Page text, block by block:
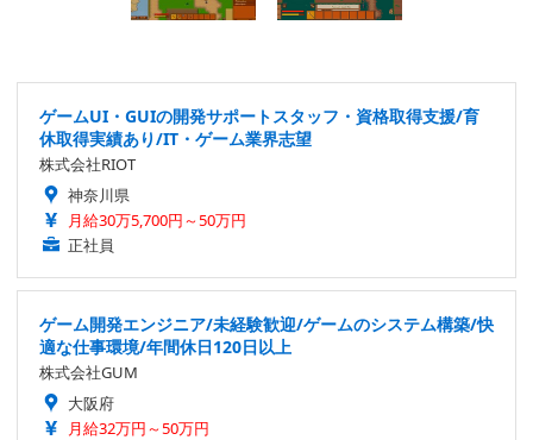
ゲームUI・GUIの開発サポートスタッフ・資格取得支援/育
休取得実績あり/IT・ゲーム業界志望
株式会社RIOT
神奈川県
月給30万5,700円～50万円
正社員
ゲーム開発エンジニア/未経験歓迎/ゲームのシステム構築/快
適な仕事環境/年間休日120日以上
株式会社GUM
大阪府
月給32万円～50万円